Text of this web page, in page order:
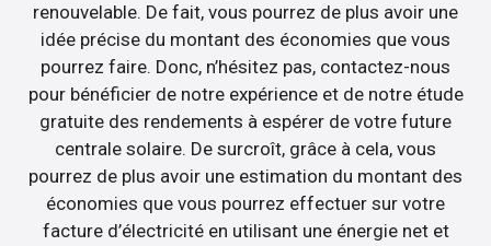
renouvelable. De fait, vous pourrez de plus avoir une
idée précise du montant des économies que vous
pourrez faire. Donc, n’hésitez pas, contactez-nous
pour bénéficier de notre expérience et de notre étude
gratuite des rendements à espérer de votre future
centrale solaire. De surcroît, grâce à cela, vous
pourrez de plus avoir une estimation du montant des
économies que vous pourrez effectuer sur votre
facture d’électricité en utilisant une énergie net et